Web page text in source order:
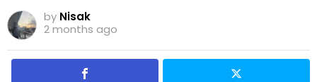
by Nisak
2 months ago